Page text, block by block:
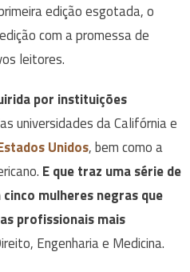
edição esgotada, o
com a promessa de
leitores.
por instituições
universidades da Califórnia e
Unidos, bem como a
E que traz uma série de
mulheres negras que
profissionais mais
Engenharia e Medicina.